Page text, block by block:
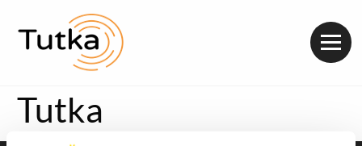
Tutka